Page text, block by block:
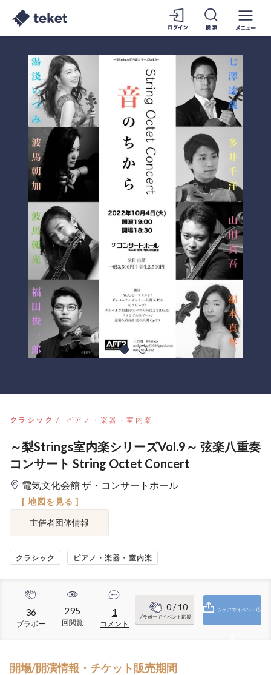
クラシック ピアノ・楽器・室内楽
～梨Strings室内楽シリーズVol.9～ 弦楽八重奏
コンサート String Octet Concert
電気文化会館 ザ・コンサートホール
[ 地図を見る ]
主催者団体情報
クラシック ピアノ・楽器・室内楽
36
ブラボー
295
回閲覧
1
コメント
0/ 10
ブラボーでイベント応援
シェアでイベント応
開場/開演情報・チケット販売期間